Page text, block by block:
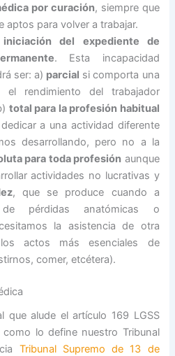
por curación, siempre que
aptos para volver a trabajar.
iniciación del expediente de
. Esta incapacidad
ser: a) parcial si comporta una
el rendimiento del trabajador
total para la profesión habitual
a una actividad diferente
desarrollando, pero no a la
para toda profesión aunque
actividades no lucrativas y
, que se produce cuando a
de pérdidas anatómicas o
la asistencia de otra
actos más esenciales de
comer, etcétera).
que alude el artículo 169 LGSS
lo define nuestro Tribunal
Tribunal Supremo de 13 de